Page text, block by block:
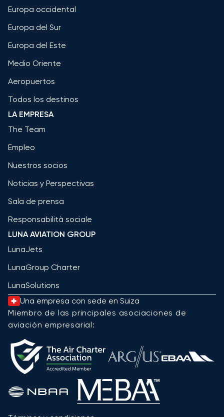
Europa occidental
Europa del Sur
Europa del Este
Medio Oriente
Aeropuertos
Todos los destinos
LA EMPRESA
The Team
Empleo
Nuestros socios
Noticias y Perspectivas
Sala de prensa
Responsabilità sociale
LUNA AVIATION GROUP
LunaJets
LunaGroup Charter
LunaSolutions
Una empresa con sede en Suiza
Miembro de las principales asociaciones de
aviación empresarial: